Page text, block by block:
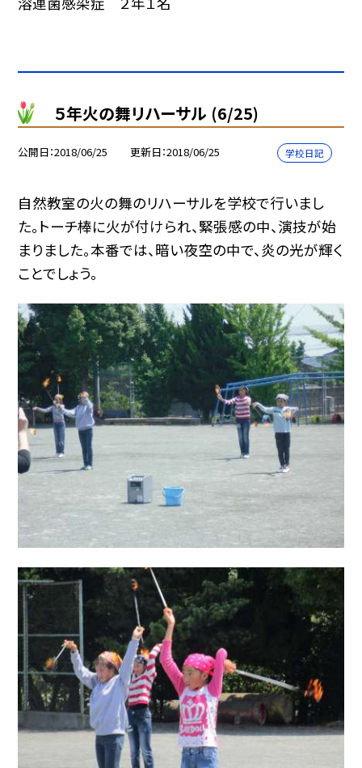
５年火の舞リハーサル (6/25)
公開日 2018/06/25 更新日 2018/06/25 学校日記
自然教室の火の舞のリハーサルを学校で行いまし
た。トーチ棒に火が付けられ、緊張感の中、演技が始
まりました。本番では、暗い夜空の中で、炎の光が輝く
ことでしょう。